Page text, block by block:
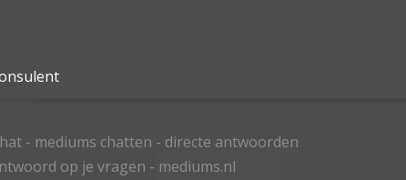
- mediums chatten - directe antwoorden
op je vragen - mediums.nl